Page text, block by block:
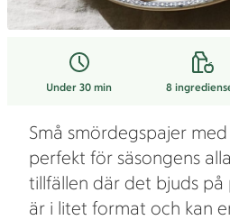
Under 30 min 8
Små smördegspajer
perfekt för säsongens
tillfällen där det bjuds på
är i litet format och kan